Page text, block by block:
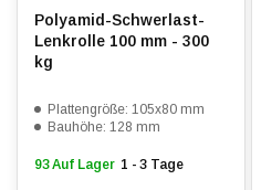
Polyamid-Schwerlast-
Lenkrolle 100 mm - 300
kg
Plattengröße: 105x80 mm
Bauhöhe: 128 mm
93 Auf Lager 1 - 3 Tage